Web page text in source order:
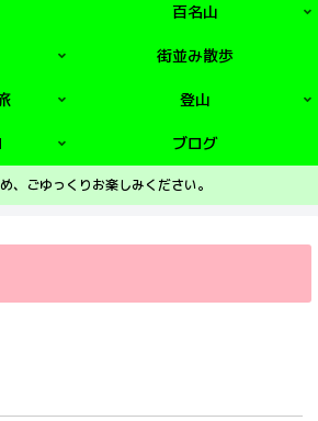
百名山
街並み散歩
登山
ブログ
、ごゆっくりお楽しみください。